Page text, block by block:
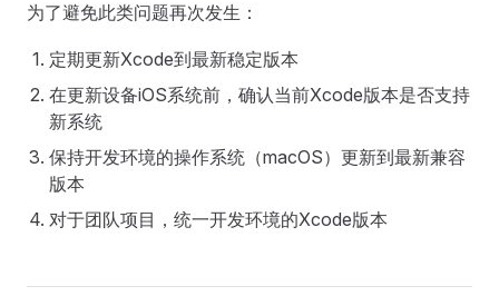
为了避免此类问题再次发生：
定期更新Xcode到最新稳定版本
在更新设备iOS系统前，确认当前Xcode版本是否支持
新系统
保持开发环境的操作系统（macOS）更新到最新兼容
版本
对于团队项目，统一开发环境的Xcode版本